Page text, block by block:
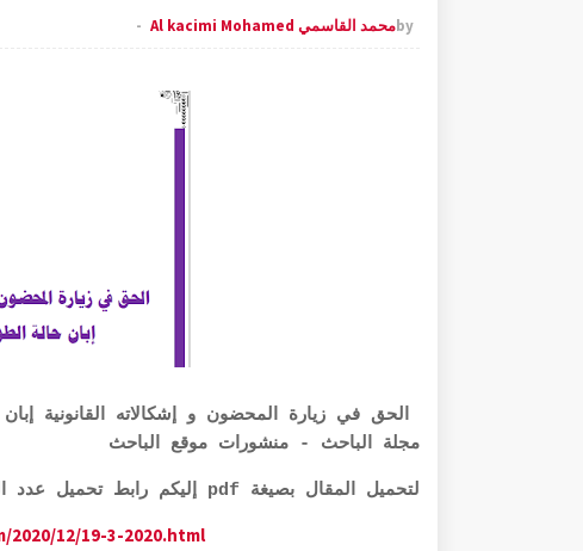
byمحمد القاسمي Al kacimi Mohamed
الحق في زيارة المحضون و إشكالاته القانونية
مجلة الباحث - منشورات موقع الباحث
لتحميل المقال بصيغة pdf إليكم رابط تحميل عدد المجلة أذناه:
12/19-3-2020.html